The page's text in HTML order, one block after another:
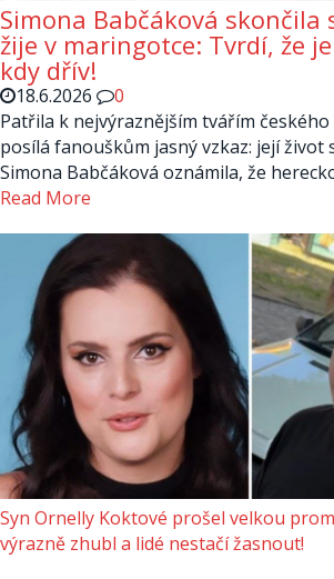
Simona Babčáková skončila
žije v maringotce: Tvrdí, že
kdy dřív!
18.6.2026
0
Patřila k nejvýraznějším tvářím
posílá fanouškům jasný vzkaz: její život
Simona Babčáková oznámila, že
Read More
Syn Ornelly Koktové prošel velkou
výrazně zhubl a lidé nestačí žasnout!